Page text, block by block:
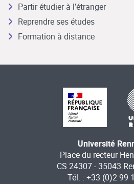
Partir étudier à l’étranger
Reprendre ses études
Formation à distance
Université
Place du recteur
CS 24307 - 35043
Tél. : +33 (0)2 99